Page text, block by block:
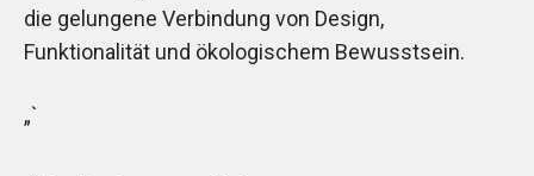
die gelungene Verbindung von Design,
Funktionalität und ökologischem Bewusstsein.
„`